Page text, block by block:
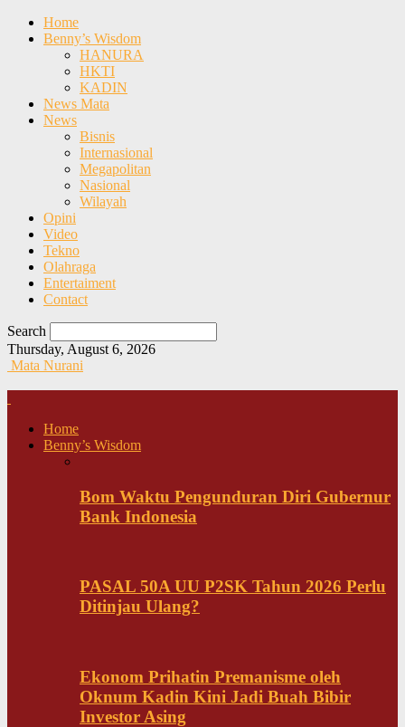
Home
Benny’s Wisdom
HANURA
HKTI
KADIN
News Mata
News
Bisnis
Internasional
Megapolitan
Nasional
Wilayah
Opini
Video
Tekno
Olahraga
Entertaiment
Contact
Search
Thursday, August 6, 2026
Mata Nurani
Home
Benny’s Wisdom
Bom Waktu Pengunduran Diri Gubernur
Bank Indonesia
PASAL 50A UU P2SK Tahun 2026 Perlu
Ditinjau Ulang?
Ekonom Prihatin Premanisme oleh
Oknum Kadin Kini Jadi Buah Bibir
Investor Asing